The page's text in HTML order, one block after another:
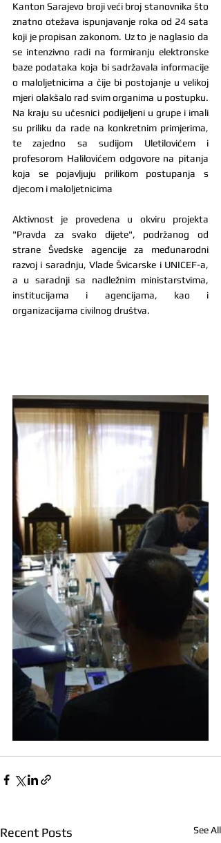
Kanton Sarajevo broji veći broj stanovnika što
znatno otežava ispunjavanje roka od 24 sata
koji je propisan zakonom. Uz to je naglasio da
se intenzivno radi na formiranju elektronske
baze podataka koja bi sadržavala informacije
o maloljetnicima a čije bi postojanje u velikoj
mjeri olakšalo rad svim organima u postupku.
Na kraju su učesnici podijeljeni u grupe i imali
su priliku da rade na konkretnim primjerima,
te zajedno sa sudijom Uletilovićem i
profesorom Halilovićem odgovore na pitanja
koja se pojavljuju prilikom postupanja s
djecom i maloljetnicima
Aktivnost je provedena u okviru projekta
"Pravda za svako dijete", podržanog od
strane Švedske agencije za međunarodni
razvoj i saradnju, Vlade Švicarske i UNICEF-a,
a u saradnji sa nadležnim ministarstvima,
institucijama i agencijama, kao i
organizacijama civilnog društva.
Recent Posts See All